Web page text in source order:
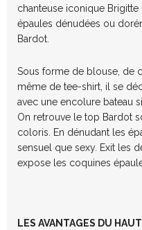
chanteuse iconique
épaules dénudées ou
Bardot.
Sous forme de blouse, de
même de tee-shirt, il se
avec une encolure bateau
On retrouve le top Bardot
coloris. En dénudant les
sensuel que sexy. Exit les
expose les coquines
LES AVANTAGES DU